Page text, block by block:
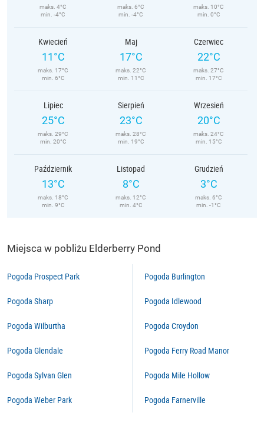
maks. 4°C
min. -4°C
maks. 6°C
min. -4°C
maks. 10°C
min. 0°C
Kwiecień
11°C
maks. 17°C
min. 6°C
Maj
17°C
maks. 22°C
min. 11°C
Czerwiec
22°C
maks. 27°C
min. 17°C
Lipiec
25°C
maks. 29°C
min. 20°C
Sierpień
23°C
maks. 28°C
min. 19°C
Wrzesień
20°C
maks. 24°C
min. 15°C
Październik
13°C
maks. 18°C
min. 9°C
Listopad
8°C
maks. 12°C
min. 4°C
Grudzień
3°C
maks. 6°C
min. -1°C
Miejsca w pobliżu Elderberry Pond
Pogoda Prospect Park
Pogoda Sharp
Pogoda Wilburtha
Pogoda Glendale
Pogoda Sylvan Glen
Pogoda Weber Park
Pogoda Burlington
Pogoda Idlewood
Pogoda Croydon
Pogoda Ferry Road Manor
Pogoda Mile Hollow
Pogoda Farnerville